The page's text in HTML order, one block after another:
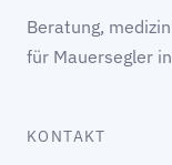
Beratung,
für Mauersegler
KONTAKT